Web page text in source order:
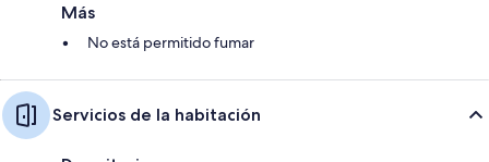
Más
No está permitido fumar
Servicios de la habitación